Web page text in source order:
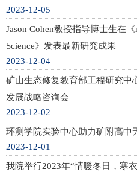
2023-12-05
Jason Cohen教授指导博士生在
Science》发表最新研究成果
2023-12-04
矿山生态修复教育部工程研究中
发展战略咨询会
2023-12-02
环测学院实验中心助力矿附高中
2023-12-01
我院举行2023年“情暖冬日，寒